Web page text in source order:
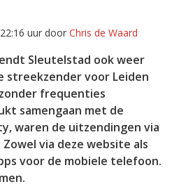
uur door Chris de Waard
Sleutelstad ook weer
streekzender voor Leiden
frequenties
samengaan met de
waren de uitzendingen via
via deze website als
voor de mobiele telefoon.